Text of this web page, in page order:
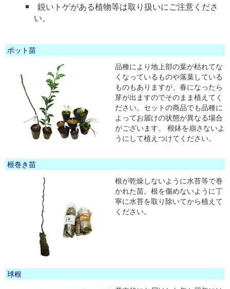
鋭いトゲがある植物等は取り扱いにご注意くださ
い。
ポット苗
品種により地上部の葉が枯れてな
くなっているものや落葉している
ものもありますが、春になったら
芽が出ますのでそのまま植えてく
ださい。セットの商品でも品種に
よってお届けの状態が異なる場合
がございます。 根鉢を崩さないよ
うにして植えつけてください。
根巻き苗
根が乾燥しないように水苔等で巻
かれた苗。根を傷めないように丁
寧に水苔を取り除いてから植えて
ください。
球根